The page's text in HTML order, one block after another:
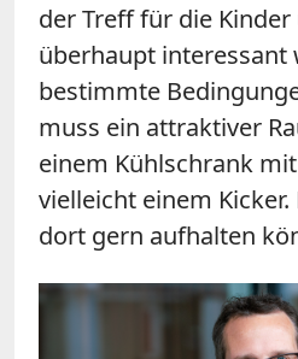
der Treff für die Kinder
überhaupt interessant
bestimmte
muss ein attraktiver
einem Kühlschrank
vielleicht einem
dort gern aufhalten